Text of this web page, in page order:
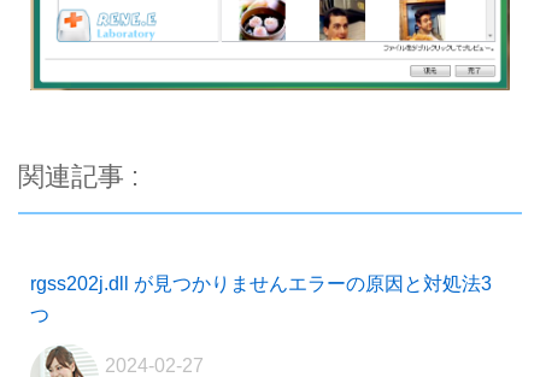
関連記事 :
rgss202j.dll が見つかりませんエラーの原因と対処法3
つ
2024-02-27